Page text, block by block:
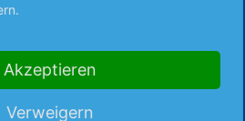
Akzeptieren
Verweigern